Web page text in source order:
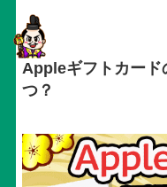
Appleギフトカード
つ？